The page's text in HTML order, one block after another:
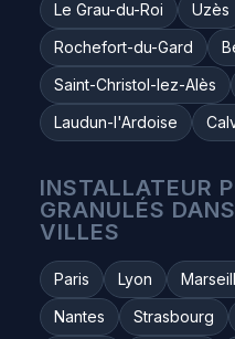
Le Grau-du-Roi
Uzès
Rochefort-du-Gard
Saint-Christol-lez-Alès
Laudun-l'Ardoise
INSTALLATEUR
GRANULÉS
VILLES
Paris Lyon
Nantes
Strasbourg